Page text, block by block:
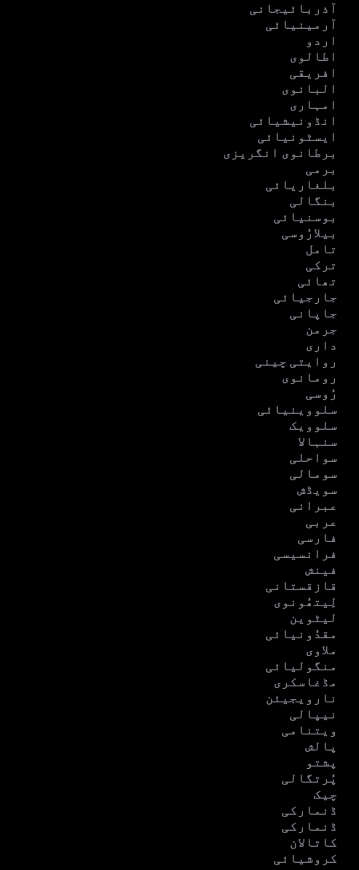
آذربائیجانی
آرمینیائی
اردو
اطالوی
افریقی
البانوی
امہاری
انڈونیشیائی
ایسٹونیائی
برطانوی انگریزی
برمی
بلغاریائی
بنگالی
بوسنیائی
بیلارُوسی
تامل
ترکی
تھائی
جارجیائی
جاپانی
جرمن
داری
روایتی چینی
رومانوی
رُوسی
سلووینیائی
سلوویک
سنہالا
سواحلی
سومالی
سویڈش
عبرانی
عربی
فارسی
فرانسیسی
فینش
قازقستانی
لِیتھُونوی
لیٹوین
مقدُونیائی
ملاوی
منگولیائی
مڈغاسکری
نارویجیئن
نیپالی
ویتنامی
پالش
پشتو
پُرتگالی
چیک
ڈنمارکی
ڈنمارکی
کاتالان
کروشیائی